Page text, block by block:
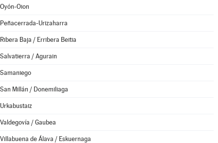
Oyón-Oion
Peñacerrada-Urizaharra
Ribera Baja / Erribera Beitia
Salvatierra / Agurain
Samaniego
San Millán / Donemiliaga
Urkabustaiz
Valdegovía / Gaubea
Villabuena de Álava / Eskuernaga